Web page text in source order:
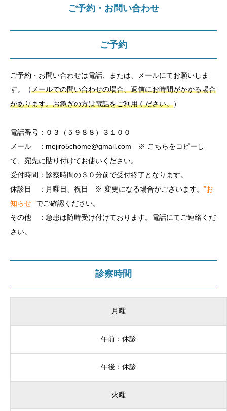
ご予約・お問い合わせ
ご予約
ご予約・お問い合わせは電話、または、メールにてお願いしま
す。（メールでの問い合わせの場合、返信にお時間がかかる場合
があります。お急ぎの方は電話をご利用ください。）
電話番号：０３（５９８８）３１００
メール ：mejiro5chome@gmail.com
※ こちらをコピーし
て、宛先に貼り付けてお使いください。
受付時間：診察時間の３０分前で受付終了となります。
休診日 ：月曜日、祝日
※ 変更になる場合がございます。 ”お
知らせ” でご確認ください。
その他 ：急患は随時受け付けております。電話にてご連絡くだ
さい。
診察時間
月曜
午前：休診
午後：休診
火曜